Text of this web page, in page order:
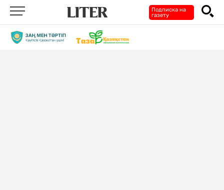
Подписка на
газету